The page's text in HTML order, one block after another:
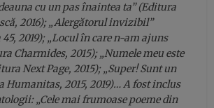
cu un pas înaintea ta” (Editura
2016); „Alergătorul invizibil”
2019); „Locul în care n-am ajuns
Charmides, 2015); „Numele meu este
Next Page, 2015); „Super! Sunt un
Humanitas, 2015, 2019)… A fost inclus
„Cele mai frumoase poeme din